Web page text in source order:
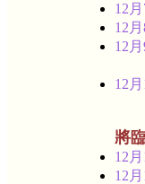
12
12
12
12月
將
12
12月